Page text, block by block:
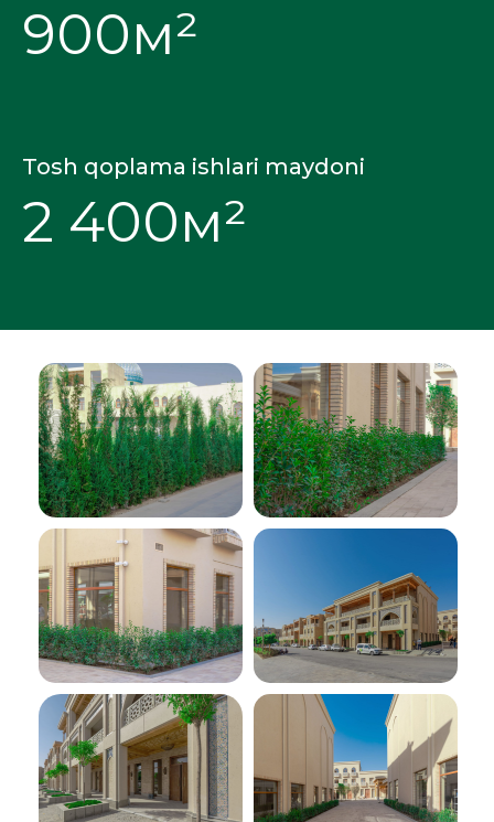
2 400м²
900м²
Tosh qoplama ishlari maydoni